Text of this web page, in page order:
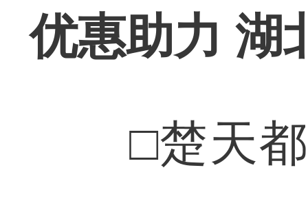
优惠助力 湖
□楚天都